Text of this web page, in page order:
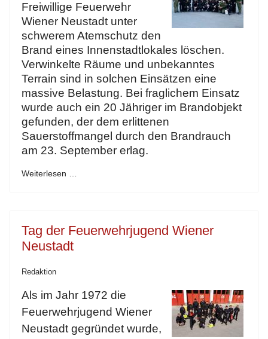
Freiwillige Feuerwehr
Wiener Neustadt unter
schwerem Atemschutz den
Brand eines Innenstadtlokales löschen.
Verwinkelte Räume und unbekanntes
Terrain sind in solchen Einsätzen eine
massive Belastung. Bei fraglichem Einsatz
wurde auch ein 20 Jähriger im Brandobjekt
gefunden, der dem erlittenen
Sauerstoffmangel durch den Brandrauch
am 23. September erlag.
Weiterlesen …
Tag der Feuerwehrjugend Wiener
Neustadt
Redaktion
Als im Jahr 1972 die
Feuerwehrjugend Wiener
Neustadt gegründet wurde,